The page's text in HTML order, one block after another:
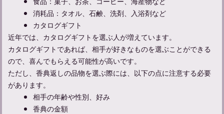
参列者のマナーガイド：弔事に参列する際の服装について解説
消耗品：タオル、石鹸、洗剤、入浴剤など
カタログギフト
近年では、カタログギフトを選ぶ人が増えています。
カタログギフトであれば、相手が好きなものを選ぶことができる
ので、喜んでもらえる可能性が高いです。
ただし、香典返しの品物を選ぶ際には、以下の点に注意する必要
があります。
相手の年齢や性別、好み
香典の金額